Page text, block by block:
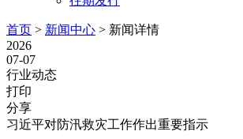
首页 > 新闻中心 > 新闻详情
2026
07-07
行业动态
打印
分享
习近平对防汛救灾工作作出重要指示